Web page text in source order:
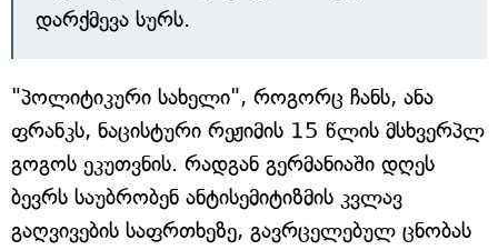
დარქმევა სურს.
"პოლიტიკური სახელი", როგორც ჩანს, ანა
ფრანკს, ნაცისტური რეჟიმის 15 წლის მსხვერპლ
გოგოს ეკუთვნის. რადგან გერმანიაში დღეს
ბევრს საუბრობენ ანტისემიტიზმის კვლავ
გაღვივების საფრთხეზე, გავრცელებულ ცნობას